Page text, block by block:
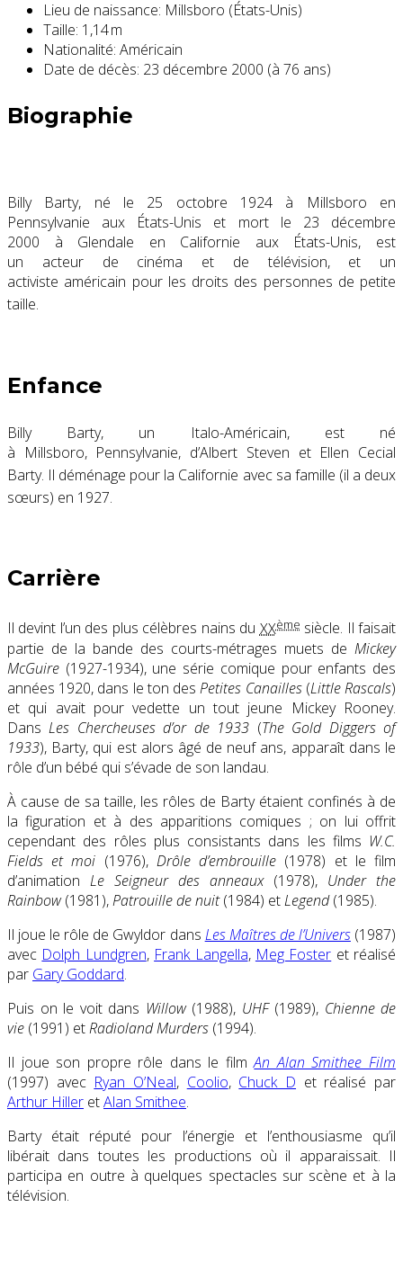
Lieu de naissance: Millsboro (États-Unis)
Taille: 1,14 m
Nationalité: Américain
Date de décès: 23 décembre 2000 (à 76 ans)
Biographie
Billy Barty, né le 25 octobre 1924 à Millsboro en
Pennsylvanie aux États-Unis et mort le 23 décembre
2000 à Glendale en Californie aux États-Unis, est
un acteur de cinéma et de télévision, et un
activiste américain pour les droits des personnes de petite
taille.
Enfance
Billy Barty, un Italo-Américain, est né
à Millsboro, Pennsylvanie, d’Albert Steven et Ellen Cecial
Barty. Il déménage pour la Californie avec sa famille (il a deux
sœurs) en 1927.
Carrière
Il devint l’un des plus célèbres nains du XXème siècle. Il faisait
partie de la bande des courts-métrages muets de Mickey
McGuire (1927-1934), une série comique pour enfants des
années 1920, dans le ton desPetites Canailles(Little Rascals)
et qui avait pour vedette un tout jeune Mickey Rooney.
DansLes Chercheuses d’or de 1933 (The Gold Diggers of
1933), Barty, qui est alors âgé de neuf ans, apparaît dans le
rôle d’un bébé qui s’évade de son landau.
À cause de sa taille, les rôles de Barty étaient confinés à de
la figuration et à des apparitions comiques ; on lui offrit
cependant des rôles plus consistants dans les films W.C.
Fields et moi (1976), Drôle d’embrouille (1978) et le film
d’animation Le Seigneur des anneaux(1978), Under the
Rainbow(1981),Patrouille de nuit(1984) etLegend(1985).
Il joue le rôle de Gwyldor dans Les Maîtres de l’Univers(1987)
avec Dolph Lundgren, Frank Langella, Meg Foster et réalisé
par Gary Goddard.
Puis on le voit dans Willow(1988), UHF(1989), Chienne de
vie (1991) etRadioland Murders (1994).
Il joue son propre rôle dans le filmAn Alan Smithee Film
(1997) avec Ryan O’Neal, Coolio, Chuck D et réalisé par
Arthur Hiller etAlan Smithee.
Barty était réputé pour l’énergie et l’enthousiasme qu’il
libérait dans toutes les productions où il apparaissait. Il
participa en outre à quelques spectacles sur scène et à la
télévision.